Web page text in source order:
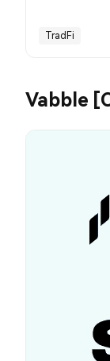
TradFi
Vabble